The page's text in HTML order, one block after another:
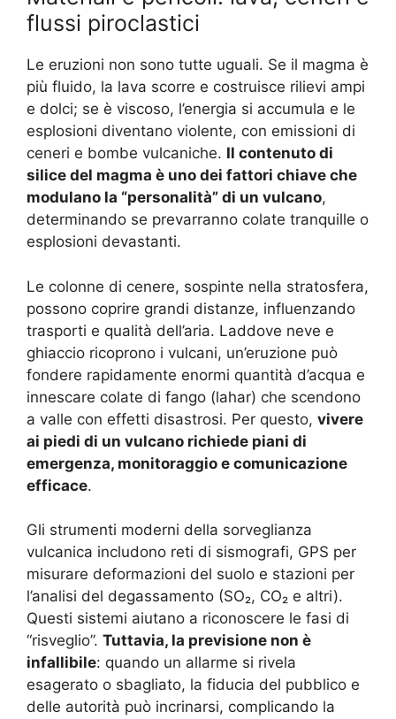
flussi piroclastici
Le eruzioni non sono tutte uguali. Se il magma è
più fluido, la lava scorre e costruisce rilievi ampi
e dolci; se è viscoso, l’energia si accumula e le
esplosioni diventano violente, con emissioni di
ceneri e bombe vulcaniche. Il contenuto di
silice del magma è uno dei fattori chiave che
modulano la “personalità” di un vulcano,
determinando se prevarranno colate tranquille o
esplosioni devastanti.
Le colonne di cenere, sospinte nella stratosfera,
possono coprire grandi distanze, influenzando
trasporti e qualità dell’aria. Laddove neve e
ghiaccio ricoprono i vulcani, un’eruzione può
fondere rapidamente enormi quantità d’acqua e
innescare colate di fango (lahar) che scendono
a valle con effetti disastrosi. Per questo, vivere
ai piedi di un vulcano richiede piani di
emergenza, monitoraggio e comunicazione
efficace.
Gli strumenti moderni della sorveglianza
vulcanica includono reti di sismografi, GPS per
misurare deformazioni del suolo e stazioni per
l’analisi del degassamento (SO₂, CO₂ e altri).
Questi sistemi aiutano a riconoscere le fasi di
“risveglio”. Tuttavia, la previsione non è
infallibile: quando un allarme si rivela
esagerato o sbagliato, la fiducia del pubblico e
delle autorità può incrinarsi, complicando la